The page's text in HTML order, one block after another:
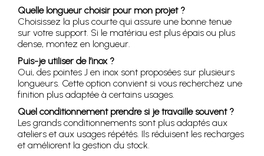
Quelle longueur choisir pour mon projet ?
Choisissez la plus courte qui assure une bonne tenue
sur votre support. Si le matériau est plus épais ou plus
dense, montez en longueur.
Puis-je utiliser de l’inox ?
Oui, des pointes J en inox sont proposées sur plusieurs
longueurs. Cette option convient si vous recherchez une
finition plus adaptée à certains usages.
Quel conditionnement prendre si je travaille souvent ?
Les grands conditionnements sont plus adaptés aux
ateliers et aux usages répétés. Ils réduisent les recharges
et améliorent la gestion du stock.